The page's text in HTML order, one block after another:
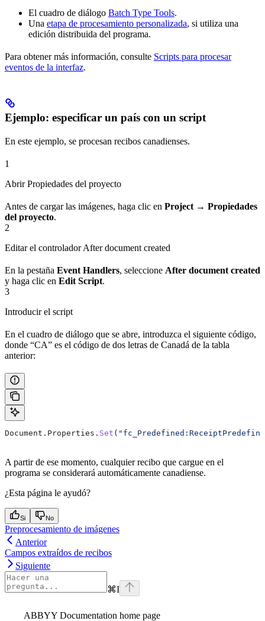
El cuadro de diálogo Batch Type Tools.
Una etapa de procesamiento personalizada, si utiliza una
edición distribuida del programa.
Para obtener más información, consulte Scripts para procesar
eventos de la interfaz.
Ejemplo: especificar un país con un script
En este ejemplo, se procesan recibos canadienses.
1
Abrir Propiedades del proyecto
Antes de cargar las imágenes, haga clic en Project → Propiedades
del proyecto.
2
Editar el controlador After document created
En la pestaña Event Handlers, seleccione After document created
y haga clic en Edit Script.
3
Introducir el script
En el cuadro de diálogo que se abre, introduzca el siguiente código,
donde “CA” es el código de dos letras de Canadá de la tabla
anterior:
Document . Properties . Set (
A partir de ese momento, cualquier recibo que cargue en el
programa se considerará automáticamente canadiense.
¿Esta página le ayudó?
Si No
Preprocesamiento de imágenes
Anterior
Campos extraídos de recibos
Siguiente
⌘I
ABBYY Documentation home page